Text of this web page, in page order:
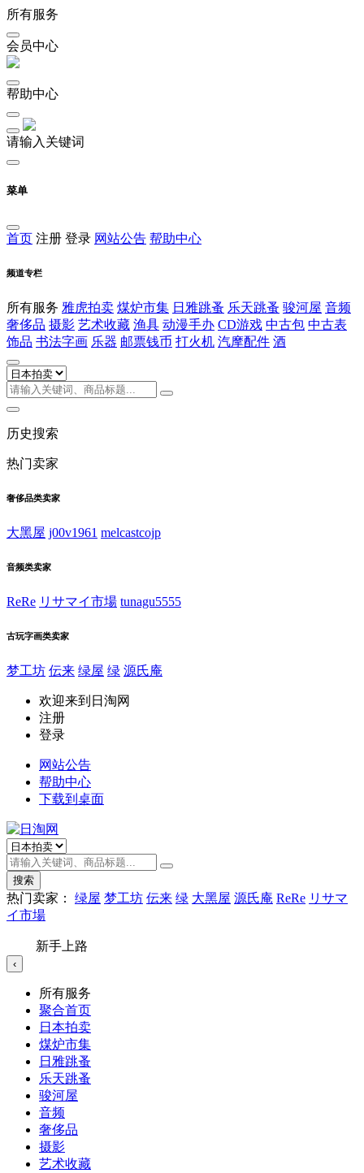
所有服务
会员中心
帮助中心
请输入关键词
菜单
首页 注册 登录 网站公告 帮助中心
频道专栏
所有服务 雅虎拍卖 煤炉市集 日雅跳蚤 乐天跳蚤 骏河屋 音频
奢侈品 摄影 艺术收藏 渔具 动漫手办 CD游戏 中古包 中古表
饰品 书法字画 乐器 邮票钱币 打火机 汽摩配件 酒
历史搜索
热门卖家
奢侈品类卖家
大黑屋 j00v1961 melcastcojp
音频类卖家
ReRe リサマイ市場 tunagu5555
古玩字画类卖家
梦工坊 伝来 绿屋 绿 源氏庵
欢迎来到日淘网
注册
登录
网站公告
帮助中心
下载到桌面
搜索
热门卖家： 绿屋 梦工坊 伝来 绿 大黑屋 源氏庵 ReRe リサマ
イ市場
新手上路
‹
所有服务
聚合首页
日本拍卖
煤炉市集
日雅跳蚤
乐天跳蚤
骏河屋
音频
奢侈品
摄影
艺术收藏